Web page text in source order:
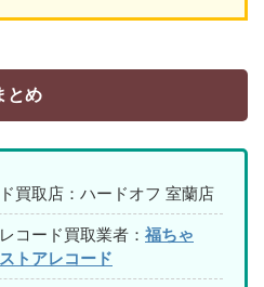
とめ
買取店：ハードオフ 室蘭店
コード買取業者： 福ちゃ
トアレコード